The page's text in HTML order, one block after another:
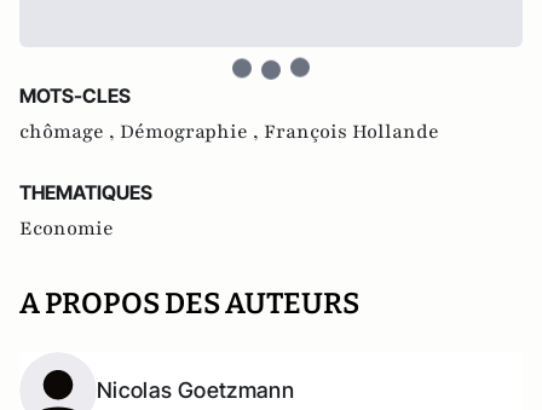
MOTS-CLES
chômage , Démographie , François Hollande
THEMATIQUES
Economie
A PROPOS DES AUTEURS
Nicolas Goetzmann